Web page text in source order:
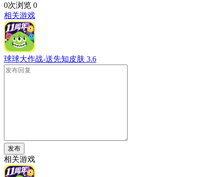
0次浏览 0
相关游戏
球球大作战-送先知皮肤 3.6
发布
相关游戏